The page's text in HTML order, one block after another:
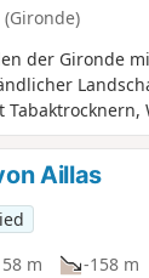
der Gironde
und alte
oder grünen
und
und
15. November)
Aillas
m -158 m